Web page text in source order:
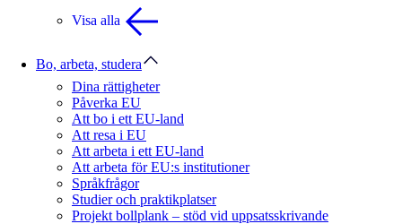
Visa alla
Bo, arbeta, studera
Dina rättigheter
Påverka EU
Att bo i ett EU-land
Att resa i EU
Att arbeta i ett EU-land
Att arbeta för EU:s institutioner
Språkfrågor
Studier och praktikplatser
Projekt bollplank – stöd vid uppsatsskrivande